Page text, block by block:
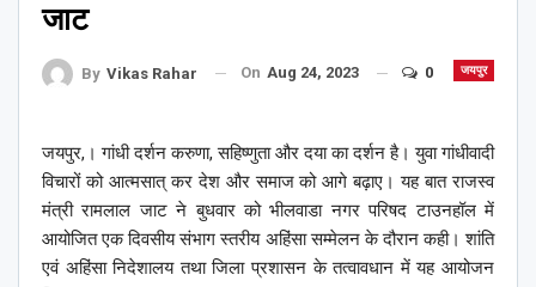
जाट
जयपुर
By Vikas Rahar On Aug 24, 2023 0
जयपुर,। गांधी दर्शन करुणा, सहिष्णुता और दया का दर्शन है। युवा गांधीवादी
विचारों को आत्मसात् कर देश और समाज को आगे बढ़ाए। यह बात राजस्व
मंत्री रामलाल जाट ने बुधवार को भीलवाडा नगर परिषद टाउनहॉल में
आयोजित एक दिवसीय संभाग स्तरीय अहिंसा सम्मेलन के दौरान कही। शांति
एवं अहिंसा निदेशालय तथा जिला प्रशासन के तत्वावधान में यह आयोजन